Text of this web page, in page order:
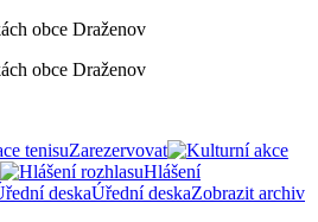
obce Draženov
obce Draženov
tenisuZarezervovat
Hlášení
Úřední deskaZobrazit archiv